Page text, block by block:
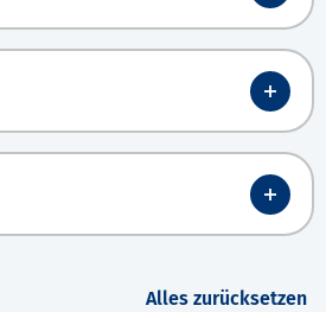
Alles zurücksetzen